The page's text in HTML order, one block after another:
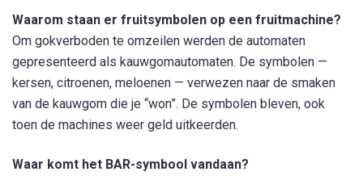
Waarom staan er fruitsymbolen op een fruitmachine?
Om gokverboden te omzeilen werden de automaten
gepresenteerd als kauwgomautomaten. De symbolen —
kersen, citroenen, meloenen — verwezen naar de smaken
van de kauwgom die je “won”. De symbolen bleven, ook
toen de machines weer geld uitkeerden.
Waar komt het BAR-symbool vandaan?